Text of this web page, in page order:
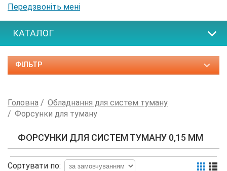
Передзвоніть мені
КАТАЛОГ
ФІЛЬТР
Головна
Обладнання для систем туману
Форсунки для туману
ФОРСУНКИ ДЛЯ СИСТЕМ ТУМАНУ 0,15 ММ
Сортувати по: